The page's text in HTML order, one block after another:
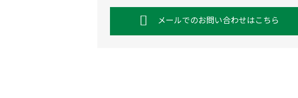
メールでのお問い合わせはこちら